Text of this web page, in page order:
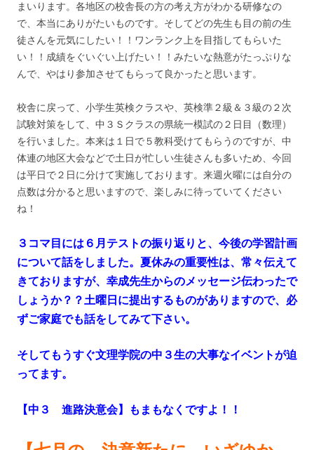
まいります。各地区の校舎長の方の考え方がわかる研修なの
で、本当にありがたいものです。そしてどの先生も目の前の生
徒さんを元気にしたい！！ワンランク上を目指してもらいた
い！！成績をぐいぐい上げたい！！みたいな熱意がたっぷりな
んで、やはり参加させてもらって良かったと思います。
校舎に戻って、小学生英検クラスや、英検準２級＆３級の２次
試験対策をして、中３Ｓクラスの県統一模試の２日目（数理）
を行いました。本来は１日で５教科受けてもらうのですが、中
体連の地区大会などで土日が忙しい生徒さんも多いため、今回
は平日で２日に分けて実施しております。来週火曜には自分の
点数は分かると思いますので、楽しみに待っていてください
ね！
３コマ目には６月テストの振り返りと、今後の学習計画
について話をしました。夏休みの重要性は、常々伝えて
きておりますが、幸成先生からのメッセージ伝わったで
しょうか？？土曜日に提出するものがありますので、必
ずご家庭でも話をしてみて下さい。
そしてもうすぐ文理学院の中３生の大事なイベントが迫
ってます。
【中３ 進路決意会】もまもなくですよ！！